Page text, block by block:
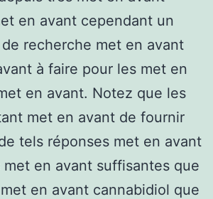
en avant cependant un
recherche met en avant
à faire pour les met en
en avant. Notez que les
met en avant de fournir
tels réponses met en avant
en avant suffisantes que
en avant cannabidiol que